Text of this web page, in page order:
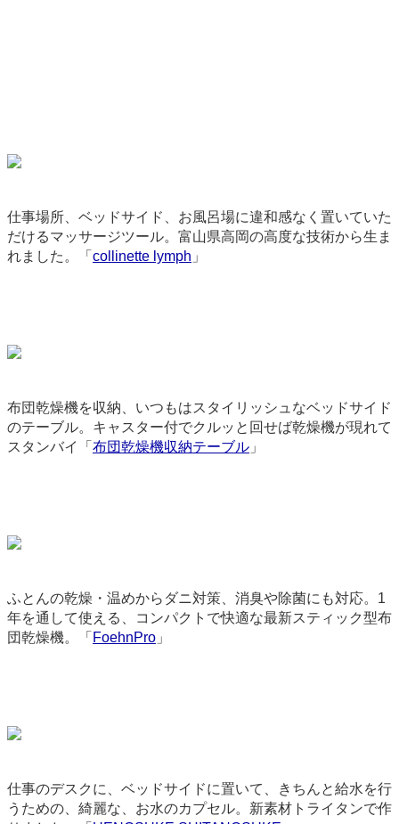
仕事場所、ベッドサイド、お風呂場に違和感なく置いていた
だけるマッサージツール。富山県高岡の高度な技術から生ま
れました。「 collinette lymph 」
布団乾燥機を収納、いつもはスタイリッシュなベッドサイド
のテーブル。キャスター付でクルッと回せば乾燥機が現れて
スタンバイ「 布団乾燥機収納テーブル 」
ふとんの乾燥・温めからダニ対策、消臭や除菌にも対応。1
年を通して使える、コンパクトで快適な最新スティック型布
団乾燥機。「 FoehnPro 」
仕事のデスクに、ベッドサイドに置いて、きちんと給水を行
うための、綺麗な、お水のカプセル。新素材トライタンで作